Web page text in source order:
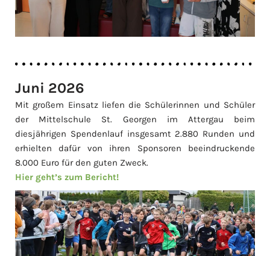
Juni 2026
Mit großem Einsatz liefen die Schülerinnen und Schüler
der Mittelschule St. Georgen im Attergau beim
diesjährigen Spendenlauf insgesamt 2.880 Runden und
erhielten dafür von ihren Sponsoren beeindruckende
8.000 Euro für den guten Zweck.
Hier geht’s zum Bericht!